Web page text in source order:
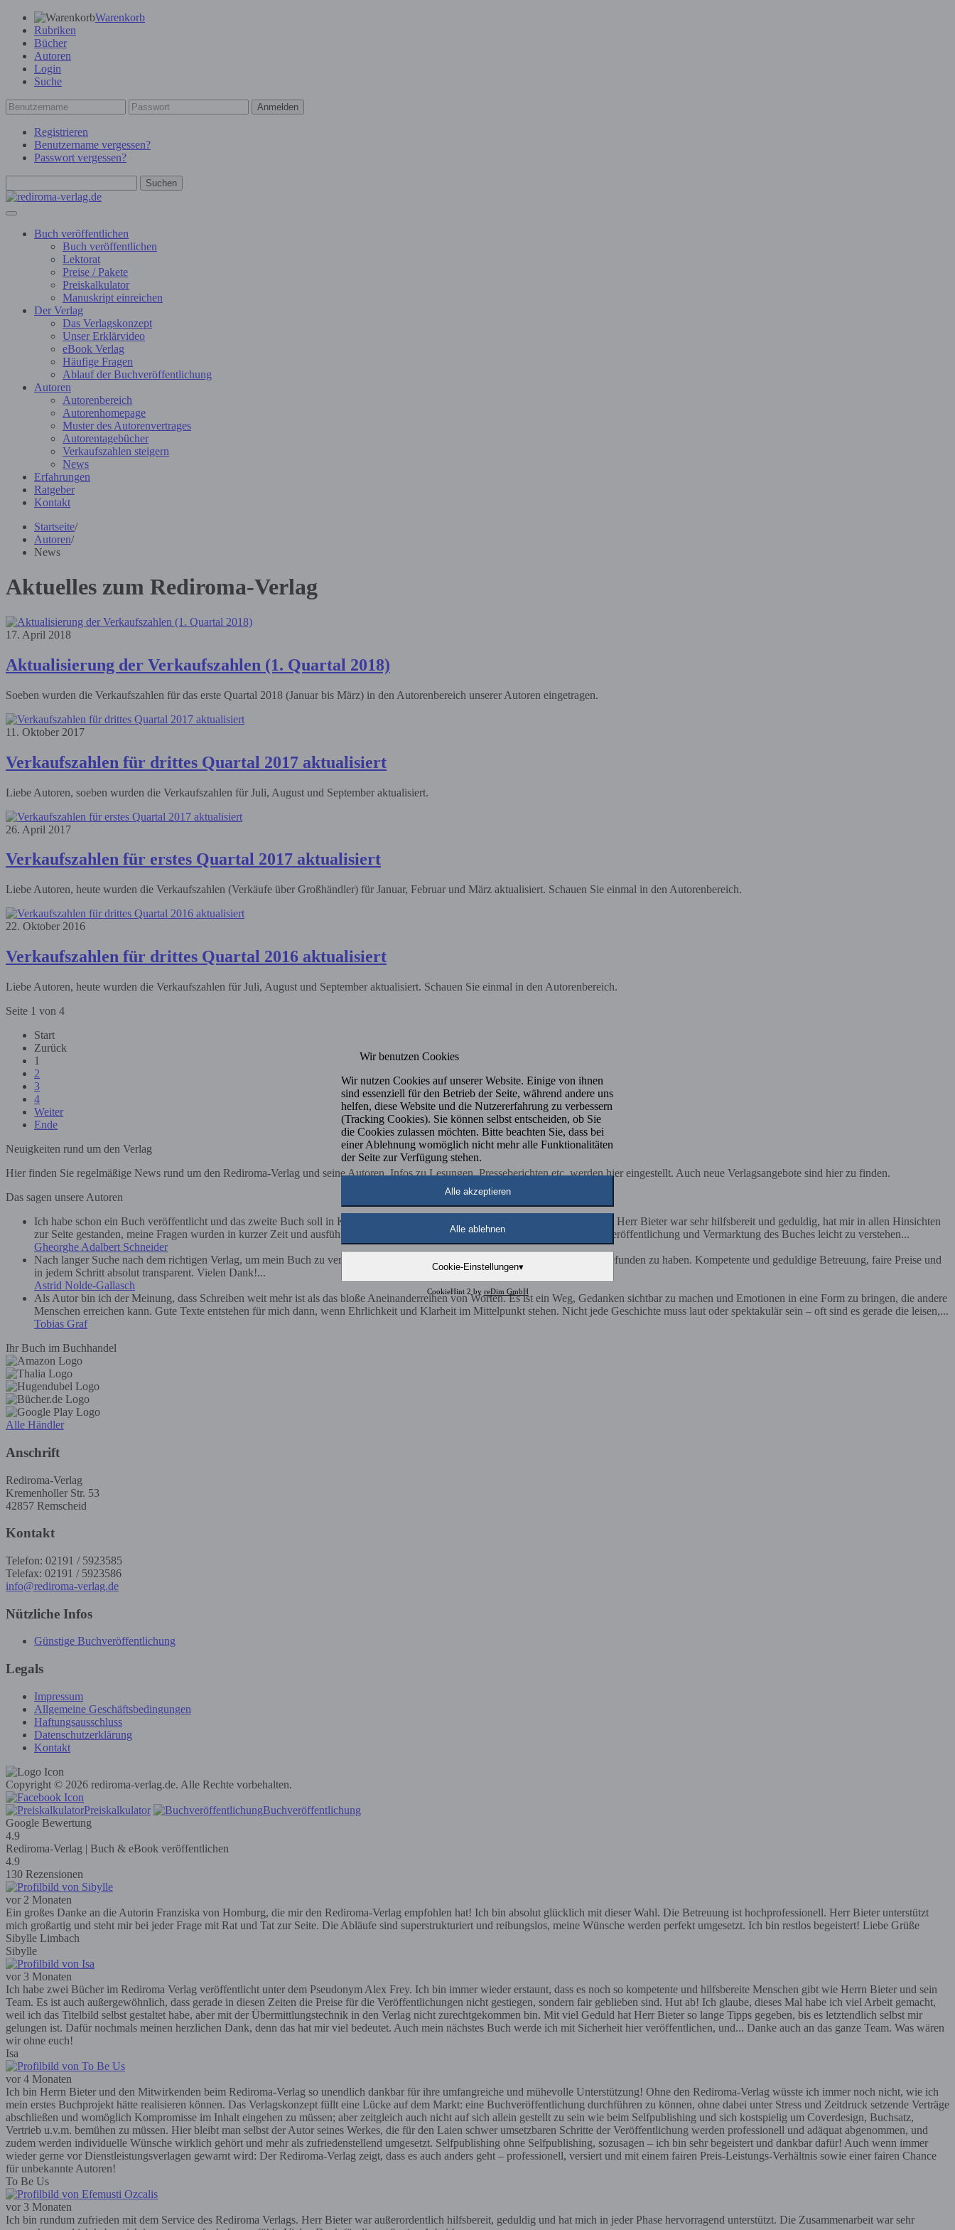
Warenkorb
Rubriken
Bücher
Autoren
Login
Suche
Anmelden
Registrieren
Benutzername vergessen?
Passwort vergessen?
Suchen
Buch veröffentlichen
Buch veröffentlichen
Lektorat
Preise / Pakete
Preiskalkulator
Manuskript einreichen
Der Verlag
Das Verlagskonzept
Unser Erklärvideo
eBook Verlag
Häufige Fragen
Ablauf der Buchveröffentlichung
Autoren
Autorenbereich
Autorenhomepage
Muster des Autorenvertrages
Autorentagebücher
Verkaufszahlen steigern
News
Erfahrungen
Ratgeber
Kontakt
Startseite/
Autoren/
News
Aktuelles zum Rediroma-Verlag
17. April 2018
Aktualisierung der Verkaufszahlen (1. Quartal 2018)
Soeben wurden die Verkaufszahlen für das erste Quartal 2018 (Januar bis März) in den Autorenbereich unserer Autoren eingetragen.
11. Oktober 2017
Verkaufszahlen für drittes Quartal 2017 aktualisiert
Liebe Autoren, soeben wurden die Verkaufszahlen für Juli, August und September aktualisiert.
26. April 2017
Verkaufszahlen für erstes Quartal 2017 aktualisiert
Liebe Autoren, heute wurden die Verkaufszahlen (Verkäufe über Großhändler) für Januar, Februar und März aktualisiert. Schauen Sie einmal in den Autorenbereich.
22. Oktober 2016
Verkaufszahlen für drittes Quartal 2016 aktualisiert
Liebe Autoren, heute wurden die Verkaufszahlen für Juli, August und September aktualisiert. Schauen Sie einmal in den Autorenbereich.
Seite 1 von 4
Start
Zurück
1
2
3
4
Weiter
Ende
Neuigkeiten rund um den Verlag
Hier finden Sie regelmäßige News rund um den Rediroma-Verlag und seine Autoren. Infos zu Lesungen, Presseberichten etc. werden hier eingestellt. Auch neue Verlagsangebote sind hier zu finden.
Das sagen unsere Autoren
Ich habe schon ein Buch veröffentlicht und das zweite Buch soll in Kürze folgen. Alles ist sehr schnell und reibungslos verlaufen. Herr Bieter war sehr hilfsbereit und geduldig, hat mir in allen Hinsichten
zur Seite gestanden, meine Fragen wurden in kurzer Zeit und ausführlich beantwortet, sodass die notwendigen Prozesse für die Veröffentlichung und Vermarktung des Buches leicht zu verstehen...
Gheorghe Adalbert Schneider
Nach langer Suche nach dem richtigen Verlag, um mein Buch zu veröffentlichen, bin ich unendlich froh, den Rediroma-Verlag gefunden zu haben. Kompetente und geduldige Betreuung, faire Preise und
in jedem Schritt absolut transparent. Vielen Dank!...
Astrid Nolde-Gallasch
Als Autor bin ich der Meinung, dass Schreiben weit mehr ist als das bloße Aneinanderreihen von Worten. Es ist ein Weg, Gedanken sichtbar zu machen und Emotionen in eine Form zu bringen, die andere
Menschen erreichen kann. Gute Texte entstehen für mich dann, wenn Ehrlichkeit und Klarheit im Mittelpunkt stehen. Nicht jede Geschichte muss laut oder spektakulär sein – oft sind es gerade die leisen,...
Tobias Graf
Ihr Buch im Buchhandel
Alle Händler
Anschrift
Rediroma-Verlag
Kremenholler Str. 53
42857 Remscheid
Kontakt
Telefon: 02191 / 5923585
Telefax: 02191 / 5923586
info@rediroma-verlag.de
Nützliche Infos
Günstige Buchveröffentlichung
Legals
Impressum
Allgemeine Geschäftsbedingungen
Haftungsausschluss
Datenschutzerklärung
Kontakt
Copyright © 2026 rediroma-verlag.de. Alle Rechte vorbehalten.
Preiskalkulator
Buchveröffentlichung
Google Bewertung
4.9
Rediroma-Verlag | Buch & eBook veröffentlichen
4.9
130 Rezensionen
vor 2 Monaten
Ein großes Danke an die Autorin Franziska von Homburg, die mir den Rediroma-Verlag empfohlen hat! Ich bin absolut glücklich mit dieser Wahl. Die Betreuung ist hochprofessionell. Herr Bieter unterstützt
mich großartig und steht mir bei jeder Frage mit Rat und Tat zur Seite. Die Abläufe sind superstrukturiert und reibungslos, meine Wünsche werden perfekt umgesetzt. Ich bin restlos begeistert! Liebe Grüße
Sibylle Limbach
Sibylle
vor 3 Monaten
Ich habe zwei Bücher im Rediroma Verlag veröffentlicht unter dem Pseudonym Alex Frey. Ich bin immer wieder erstaunt, dass es noch so kompetente und hilfsbereite Menschen gibt wie Herrn Bieter und sein
Team. Es ist auch außergewöhnlich, dass gerade in diesen Zeiten die Preise für die Veröffentlichungen nicht gestiegen, sondern fair geblieben sind. Hut ab! Ich glaube, dieses Mal habe ich viel Arbeit gemacht,
weil ich das Titelbild selbst gestaltet habe, aber mit der Übermittlungstechnik in den Verlag nicht zurechtgekommen bin. Mit viel Geduld hat Herr Bieter so lange Tipps gegeben, bis es letztendlich selbst mir
gelungen ist. Dafür nochmals meinen herzlichen Dank, denn das hat mir viel bedeutet. Auch mein nächstes Buch werde ich mit Sicherheit hier veröffentlichen, und... Danke auch an das ganze Team. Was wären
wir ohne euch!
Isa
vor 4 Monaten
Ich bin Herrn Bieter und den Mitwirkenden beim Rediroma-Verlag so unendlich dankbar für ihre umfangreiche und mühevolle Unterstützung! Ohne den Rediroma-Verlag wüsste ich immer noch nicht, wie ich
mein erstes Buchprojekt hätte realisieren können. Das Verlagskonzept füllt eine Lücke auf dem Markt: eine Buchveröffentlichung durchführen zu können, ohne dabei unter Stress und Zeitdruck setzende Verträge
abschließen und womöglich Kompromisse im Inhalt eingehen zu müssen; aber zeitgleich auch nicht auf sich allein gestellt zu sein wie beim Selfpublishing und sich kostspielig um Coverdesign, Buchsatz,
Vertrieb u.v.m. bemühen zu müssen. Hier bleibt man selbst der Autor seines Werkes, die für den Laien schwer umsetzbaren Schritte der Veröffentlichung werden professionell und adäquat abgenommen, und
zudem werden individuelle Wünsche wirklich gehört und mehr als zufriedenstellend umgesetzt. Selfpublishing ohne Selfpublishing, sozusagen – ich bin sehr begeistert und dankbar dafür! Auch wenn immer
wieder gerne vor Dienstleistungsverlagen gewarnt wird: Der Rediroma-Verlag zeigt, dass es auch anders geht – professionell, versiert und mit einem fairen Preis-Leistungs-Verhältnis sowie einer fairen Chance
für unbekannte Autoren!
To Be Us
vor 3 Monaten
Ich bin rundum zufrieden mit dem Service des Rediroma Verlags. Herr Bieter war außerordentlich hilfsbereit, geduldig und hat mich in jeder Phase hervorragend unterstützt. Die Zusammenarbeit war sehr
Wir benutzen Cookies
Wir nutzen Cookies auf unserer Website. Einige von ihnen
sind essenziell für den Betrieb der Seite, während andere uns
helfen, diese Website und die Nutzererfahrung zu verbessern
(Tracking Cookies). Sie können selbst entscheiden, ob Sie
die Cookies zulassen möchten. Bitte beachten Sie, dass bei
einer Ablehnung womöglich nicht mehr alle Funktionalitäten
der Seite zur Verfügung stehen.
Alle akzeptieren
Alle ablehnen
Cookie-Einstellungen▾
CookieHint 2 by reDim GmbH